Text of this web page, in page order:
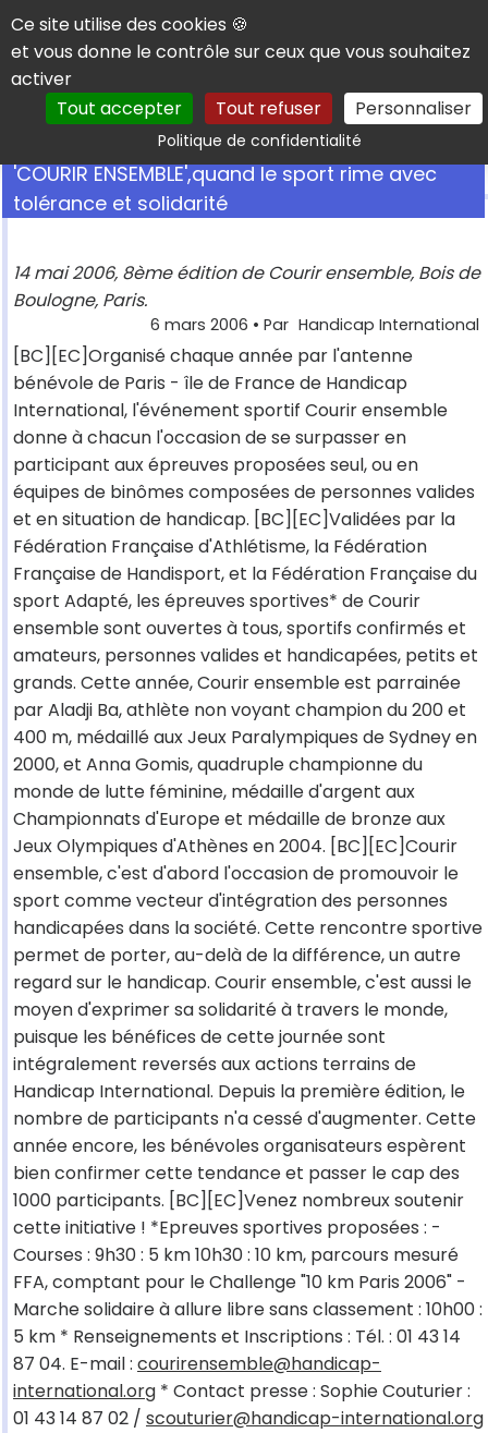
Panneau de gestion des cookies
Ce site utilise des cookies 🍪
et vous donne le contrôle sur ceux que vous souhaitez
activer
Tout accepter
Tout refuser Personnaliser
Politique de confidentialitéRechercher
'COURIR ENSEMBLE',quand le sport rime avec
tolérance et solidarité
14 mai 2006, 8ème édition de Courir ensemble, Bois de
Boulogne, Paris.
6 mars 2006 • Par Handicap International
[BC][EC]Organisé chaque année par l'antenne
bénévole de Paris - île de France de Handicap
International, l'événement sportif Courir ensemble
donne à chacun l'occasion de se surpasser en
participant aux épreuves proposées seul, ou en
équipes de binômes composées de personnes valides
et en situation de handicap. [BC][EC]Validées par la
Fédération Française d'Athlétisme, la Fédération
Française de Handisport, et la Fédération Française du
sport Adapté, les épreuves sportives* de Courir
ensemble sont ouvertes à tous, sportifs confirmés et
amateurs, personnes valides et handicapées, petits et
grands. Cette année, Courir ensemble est parrainée
par Aladji Ba, athlète non voyant champion du 200 et
400 m, médaillé aux Jeux Paralympiques de Sydney en
2000, et Anna Gomis, quadruple championne du
monde de lutte féminine, médaille d'argent aux
Championnats d'Europe et médaille de bronze aux
Jeux Olympiques d'Athènes en 2004. [BC][EC]Courir
ensemble, c'est d'abord l'occasion de promouvoir le
sport comme vecteur d'intégration des personnes
handicapées dans la société. Cette rencontre sportive
permet de porter, au-delà de la différence, un autre
regard sur le handicap. Courir ensemble, c'est aussi le
moyen d'exprimer sa solidarité à travers le monde,
puisque les bénéfices de cette journée sont
intégralement reversés aux actions terrains de
Handicap International. Depuis la première édition, le
nombre de participants n'a cessé d'augmenter. Cette
année encore, les bénévoles organisateurs espèrent
bien confirmer cette tendance et passer le cap des
1000 participants. [BC][EC]Venez nombreux soutenir
cette initiative ! *Epreuves sportives proposées : -
Courses : 9h30 : 5 km 10h30 : 10 km, parcours mesuré
FFA, comptant pour le Challenge "10 km Paris 2006" -
Marche solidaire à allure libre sans classement : 10h00 :
5 km * Renseignements et Inscriptions : Tél. : 01 43 14
87 04. E-mail : courirensemble@handicap-
international.org * Contact presse : Sophie Couturier :
01 43 14 87 02 / scouturier@handicap-international.org